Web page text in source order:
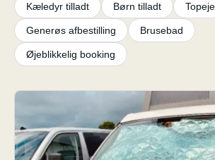
Kæledyr tilladt Børn tilladt
Generøs afbestilling Brusebad
Øjeblikkelig booking